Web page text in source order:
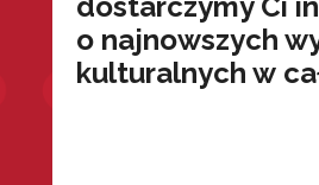
dostarczymy Ci
o najnowszych
kulturalnych w